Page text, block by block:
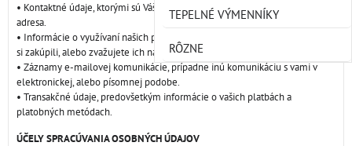
TEPELNÉ VÝMENNÍKY
RÔZNE
• Kontaktné údaje, ktorými sú Váš e-mail, telefónne číslo, alebo kontaktná
adresa.
• Informácie o využívaní našich produktov a služieb, o produktoch ktoré ste
si zakúpili, alebo zvažujete ich nákup.
• Záznamy e-mailovej komunikácie, prípadne inú komunikáciu s vami v
elektronickej, alebo písomnej podobe.
• Transakčné údaje, predovšetkým informácie o vašich platbách a
platobných metódach.
ÚČELY SPRACÚVANIA OSOBNÝCH ÚDAJOV